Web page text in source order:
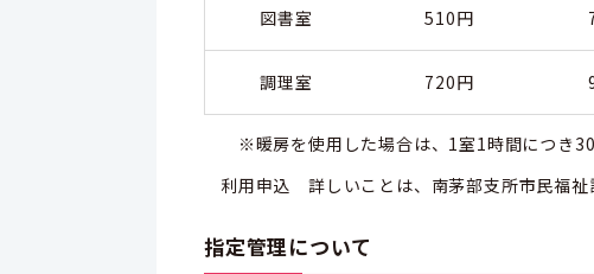
図書室 510円
調理室 720円
※暖房を使用した場合は、1室1時間につき
利用申込 詳しいことは、南茅部支所市民福祉
指定管理について